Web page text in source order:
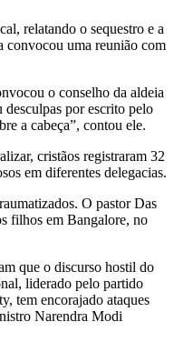
relatando o sequestro e a
convocou uma reunião com
o conselho da aldeia
desculpas por escrito pelo
a cabeça”, contou ele.
cristãos registraram 32
em diferentes delegacias.
O pastor Das
filhos em Bangalore, no
que o discurso hostil do
liderado pelo partido
tem encorajado ataques
Narendra Modi